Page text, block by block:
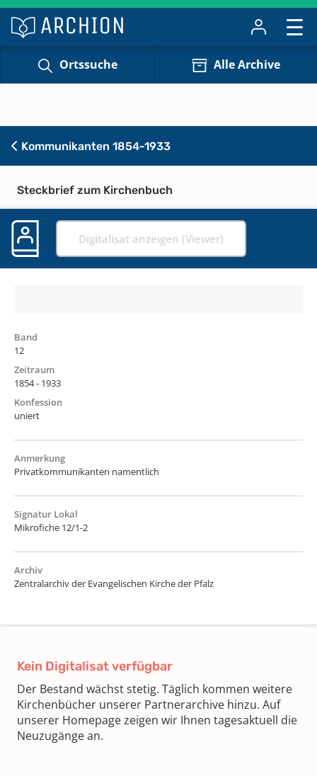
Ortssuche Alle Archive
Kommunikanten 1854-1933
Steckbrief zum Kirchenbuch
Digitalisat anzeigen (Viewer)
Band
12
Zeitraum
1854 - 1933
Konfession
uniert
Anmerkung
Privatkommunikanten namentlich
Signatur Lokal
Mikrofiche 12/1-2
Archiv
Zentralarchiv der Evangelischen Kirche der Pfalz
Kein Digitalisat verfügbar
Der Bestand wächst stetig. Täglich kommen weitere
Kirchenbücher unserer Partnerarchive hinzu. Auf
unserer Homepage zeigen wir Ihnen tagesaktuell die
Neuzugänge an.